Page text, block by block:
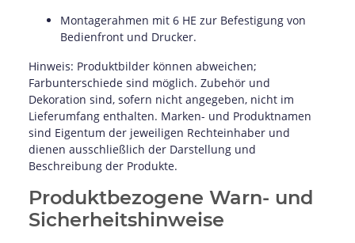
Montagerahmen mit 6 HE zur Befestigung von
Bedienfront und Drucker.
Hinweis: Produktbilder können abweichen;
Farbunterschiede sind möglich. Zubehör und
Dekoration sind, sofern nicht angegeben, nicht im
Lieferumfang enthalten. Marken- und Produktnamen
sind Eigentum der jeweiligen Rechteinhaber und
dienen ausschließlich der Darstellung und
Beschreibung der Produkte.
Produktbezogene Warn- und
Sicherheitshinweise